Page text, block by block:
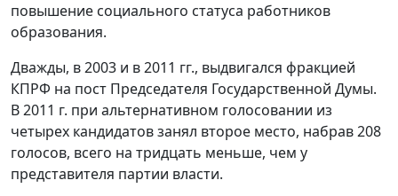
повышение социального статуса работников
образования.
Дважды, в 2003 и в 2011 гг., выдвигался фракцией
КПРФ на пост Председателя Государственной Думы.
В 2011 г. при альтернативном голосовании из
четырех кандидатов занял второе место, набрав 208
голосов, всего на тридцать меньше, чем у
представителя партии власти.